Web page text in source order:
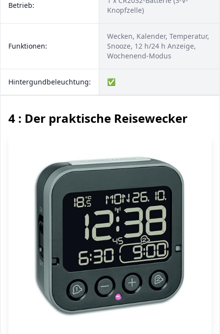
Betrieb:
Knopfzelle)
Funktionen:
Wecken, Kalender, Temperatur,
Snooze, 12 h/24 h Anzeige,
Wochenend-Modus
Hintergundbeleuchtung: ✅
4 : Der praktische Reisewecker